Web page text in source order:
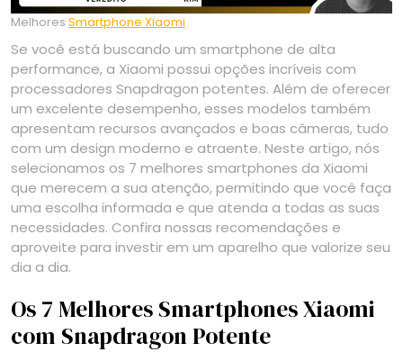
Melhores Smartphone Xiaomi
Se você está buscando um smartphone de alta
performance, a Xiaomi possui opções incríveis com
processadores Snapdragon potentes. Além de oferecer
um excelente desempenho, esses modelos também
apresentam recursos avançados e boas câmeras, tudo
com um design moderno e atraente. Neste artigo, nós
selecionamos os 7 melhores smartphones da Xiaomi
que merecem a sua atenção, permitindo que você faça
uma escolha informada e que atenda a todas as suas
necessidades. Confira nossas recomendações e
aproveite para investir em um aparelho que valorize seu
dia a dia.
Os 7 Melhores Smartphones Xiaomi
com Snapdragon Potente